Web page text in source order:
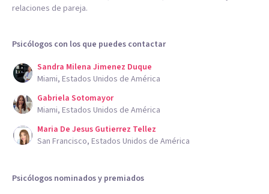
relaciones de pareja.
Psicólogos con los que puedes contactar
Sandra Milena Jimenez Duque
Miami, Estados Unidos de América
Gabriela Sotomayor
Miami, Estados Unidos de América
Maria De Jesus Gutierrez Tellez
San Francisco, Estados Unidos de América
Psicólogos nominados y premiados